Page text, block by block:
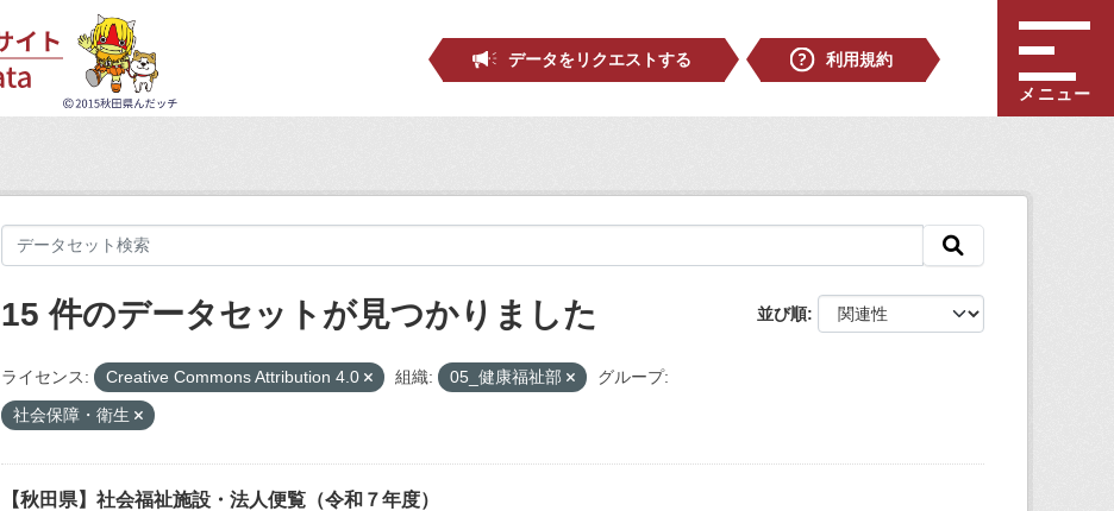
データをリクエストする
利用規約
メニュー
並び順
15 件のデータセットが見つかりました
ライセンス: Creative Commons Attribution 4.0 組織: 05_健康福祉部
グループ:
社会保障・衛生
【秋田県】社会福祉施設・法人便覧（令和７年度）